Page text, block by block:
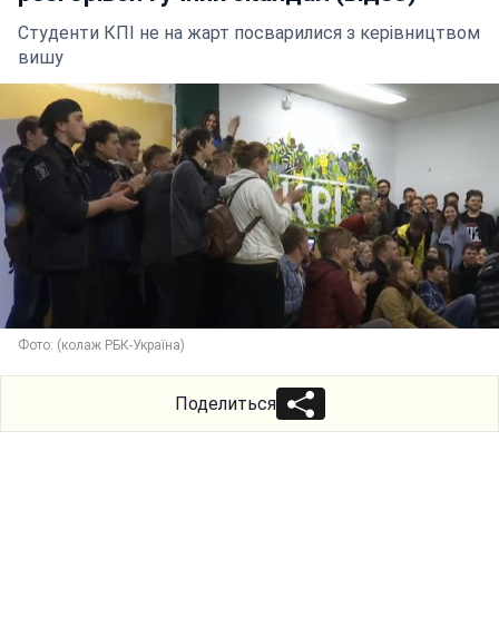
Студенти КПІ не на жарт посварилися з керівництвом
вишу
Фото: (колаж РБК-Україна)
Поделиться